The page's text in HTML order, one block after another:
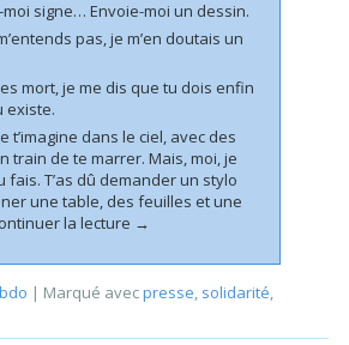
moi signe… Envoie-moi un dessin.
pas, je m’en doutais un
mort, je me dis que tu dois enfin
existe.
t’imagine dans le ciel, avec des
train de te marrer. Mais, moi, je
fais. T’as dû demander un stylo
une table, des feuilles et une
la lecture →
| Marqué avecpresse, solidarité,